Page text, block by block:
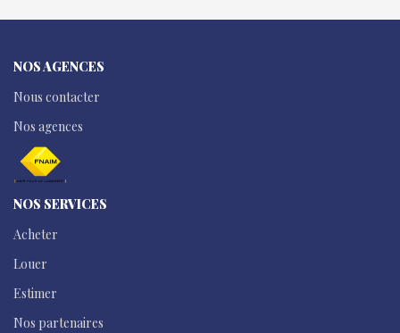
NOS AGENCES
Nous contacter
Nos agences
NOS SERVICES
Acheter
Louer
Estimer
Nos partenaires